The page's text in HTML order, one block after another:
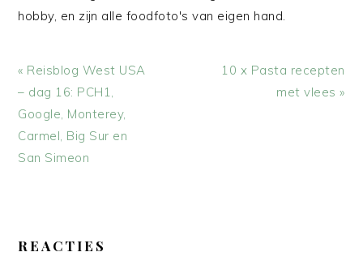
hobby, en zijn alle foodfoto's van eigen hand.
Vorig
bericht:
« Reisblog West USA
– dag 16: PCH1,
Google, Monterey,
Carmel, Big Sur en
San Simeon
Volgend
10 x Pasta recepten
met vlees »
INTERACTIES
REACTIES